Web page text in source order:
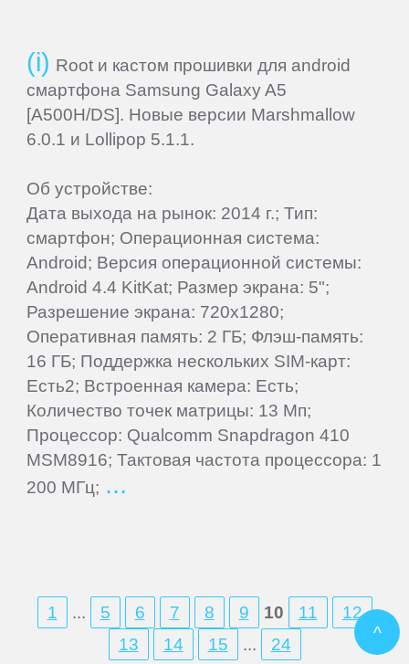
Root и кастом прошивки для android
смартфона Samsung Galaxy A5
[A500H/DS]. Новые версии Marshmallow
6.0.1 и Lollipop 5.1.1.
Об устройстве:
Дата выхода на рынок: 2014 г.; Тип:
смартфон; Операционная система:
Android; Версия операционной системы:
Android 4.4 KitKat; Размер экрана: 5";
Разрешение экрана: 720x1280;
Оперативная память: 2 ГБ; Флэш-память:
16 ГБ; Поддержка нескольких SIM-карт:
Есть2; Встроенная камера: Есть;
Количество точек матрицы: 13 Мп;
Процессор: Qualcomm Snapdragon 410
MSM8916; Тактовая частота процессора: 1
200 МГц;
1 ... 5 6 7 8 9 10 11
12
13
14 15 ... 24
ZTE
^